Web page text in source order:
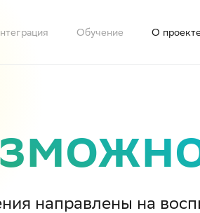
Обучение О
направлены на